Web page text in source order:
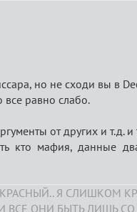
но не сходи вы в
все равно слабо.
от других и т.д. и
кто мафия, данные
Я СЛИШКОМ
ОНИ БЫТЬ ЛИШЬ